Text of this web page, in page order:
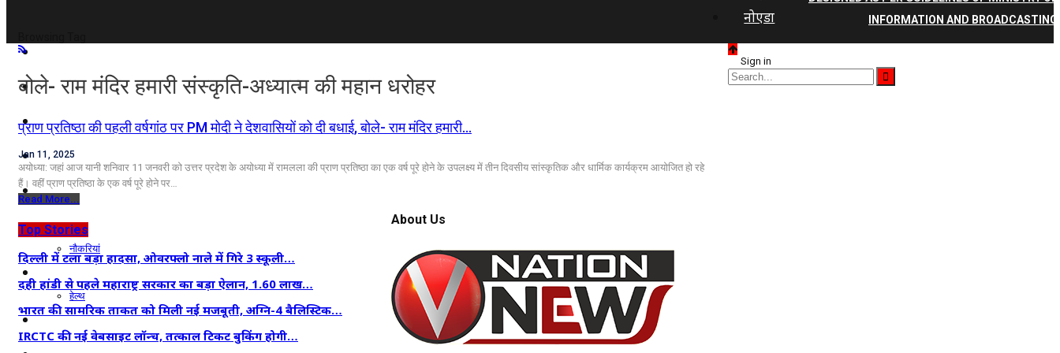
नोएडा
राजनीति
कारोबार
खेल
मनोरंजन
शिक्षा
नौकरियां
हेल्थ
क्राइम
बोले- राम मंदिर हमारी संस्कृति-अध्यात्म की महान धरोहर
प्राण प्रतिष्ठा की पहली वर्षगांठ पर PM मोदी ने देशवासियों को दी बधाई, बोले- राम मंदिर हमारी…
Jan 11, 2025
अयोध्या: जहां आज यानी शनिवार 11 जनवरी को उत्तर प्रदेश के अयोध्या में रामलला की प्राण प्रतिष्ठा का एक वर्ष पूरे होने के उपलक्ष्य में तीन दिवसीय सांस्कृतिक और धार्मिक कार्यक्रम आयोजित हो रहे
हैं। वहीं प्राण प्रतिष्ठा के एक वर्ष पूरे होने पर…
Read More...
Top Stories
दिल्ली में टला बड़ा हादसा, ओवरफ्लो नाले में गिरे 3 स्कूली…
दही हांडी से पहले महाराष्ट्र सरकार का बड़ा ऐलान, 1.60 लाख…
भारत की सामरिक ताकत को मिली नई मजबूती, अग्नि-4 बैलिस्टिक…
IRCTC की नई वेबसाइट लॉन्च, तत्काल टिकट बुकिंग होगी…
About Us
INFORMATION AND BROADCASTING
Sign in